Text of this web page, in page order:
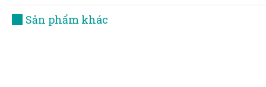
Sản phẩm khác